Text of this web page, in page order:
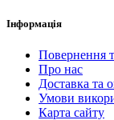
Інформація
Повернення
Про нас
Доставка та
Умови
Карта сайту